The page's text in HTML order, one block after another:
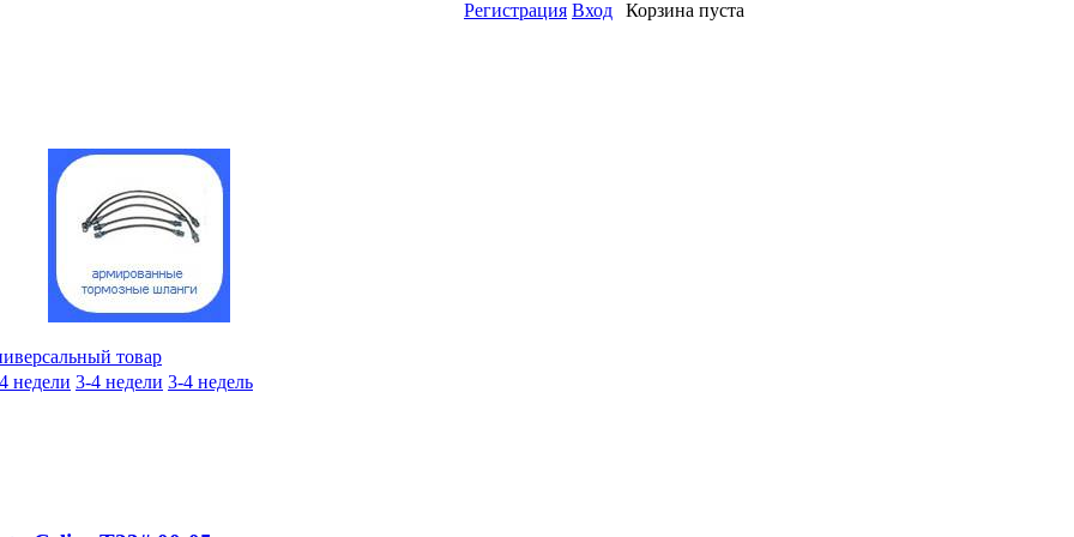
Корзина пуста
Регистрация Вход
товар
недели 3-4 недели 3-4 недель